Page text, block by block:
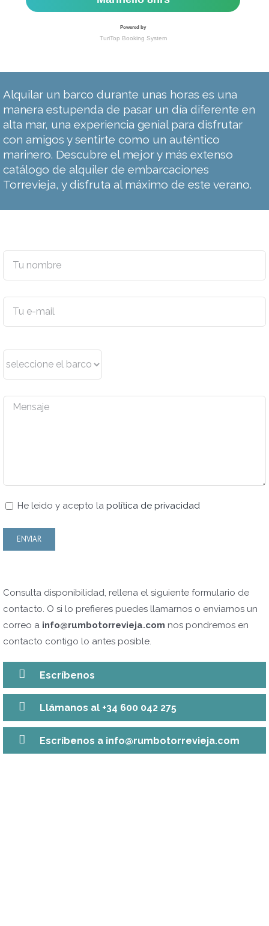
Alquilar un barco durante unas horas es una
manera estupenda de pasar un día diferente en
alta mar, una experiencia genial para disfrutar
con amigos y sentirte como un auténtico
marinero. Descubre el mejor y más extenso
catálogo de alquiler de embarcaciones
Torrevieja, y disfruta al máximo de este verano.
He leido y acepto la política de privacidad
Consulta disponibilidad, rellena el siguiente formulario de
contacto. O si lo prefieres puedes llamarnos o enviarnos un
correo a info@rumbotorrevieja.com nos pondremos en
contacto contigo lo antes posible.
Escríbenos
Llámanos al +34 600 042 275
Escríbenos a info@rumbotorrevieja.com